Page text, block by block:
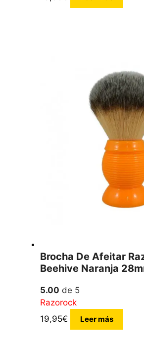
Brocha De Afeitar
Beehive Naranja
5.00 de 5
Razorock
19,95€ Leer más